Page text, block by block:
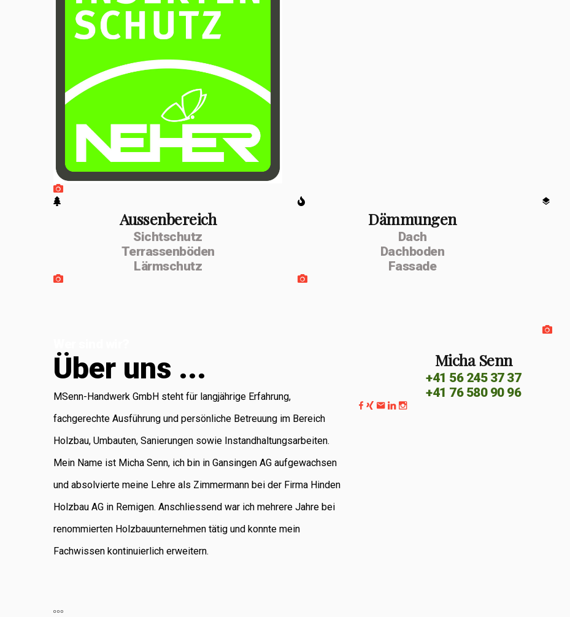
Aussenbereich
Sichtschutz
Terrassenböden
Lärmschutz
Dämmungen
Dach
Dachboden
Fassade
Über uns ...
MSenn-Handwerk GmbH steht für langjährige Erfahrung,
fachgerechte Ausführung und persönliche Betreuung im Bereich
Holzbau, Umbauten, Sanierungen sowie Instandhaltungsarbeiten.
Mein Name ist Micha Senn, ich bin in Gansingen AG aufgewachsen
und absolvierte meine Lehre als Zimmermann bei der Firma Hinden
Holzbau AG in Remigen. Anschliessend war ich mehrere Jahre bei
renommierten Holzbauunternehmen tätig und konnte mein
Fachwissen kontinuierlich erweitern.
Februar 2026 die
Umwandlung zur
Handwerk GmbH.
Unterstützt
Monika Dettling-
und Buchhaltung
verantwortlich ist.
Als regional
verankertes
Unternehmen
grossen Wert auf
Zuverlässigkeit
Micha Senn
+41 56 245 37 37
+41 76 580 90 96